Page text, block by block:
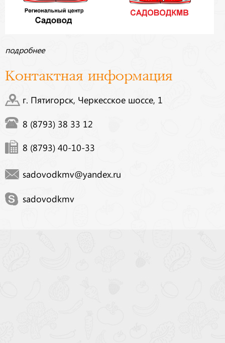
подробнее
Контактная информация
г. Пятигорск, Черкесское шоссе, 1
8 (8793) 38 33 12
8 (8793) 40-10-33
sadovodkmv@yandex.ru
sadovodkmv